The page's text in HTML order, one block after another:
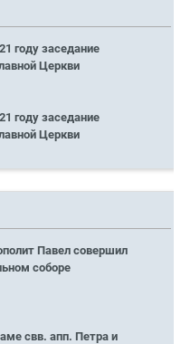
году заседание
Церкви
году заседание
Церкви
Павел совершил
соборе
свв. апп. Петра и